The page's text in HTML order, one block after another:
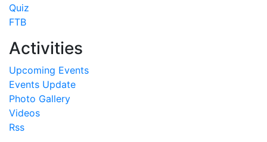
Quiz
FTB
Activities
Upcoming Events
Events Update
Photo Gallery
Videos
Rss